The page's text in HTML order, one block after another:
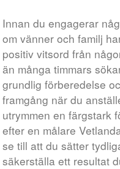
Innan du engagerar
om vänner och familj
positiv vitsord från
än många timmars
grundlig förberedelse
framgång när du
utrymmen en färgstark
efter en målare
se till att du sätter
säkerställa ett resultat